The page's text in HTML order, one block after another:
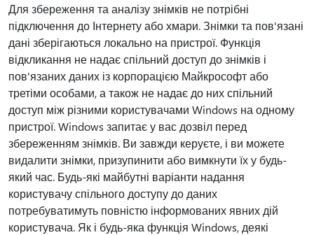
Для збереження та аналізу знімків не потрібні
підключення до Інтернету або хмари. Знімки та пов'язані
дані зберігаються локально на пристрої. Функція
відкликання не надає спільний доступ до знімків і
пов'язаних даних із корпорацією Майкрософт або
третіми особами, а також не надає до них спільний
доступ між різними користувачами Windows на одному
пристрої. Windows запитає у вас дозвіл перед
збереженням знімків. Ви завжди керуєте, і ви можете
видалити знімки, призупинити або вимкнути їх у будь-
який час. Будь-які майбутні варіанти надання
користувачу спільного доступу до даних
потребуватимуть повністю інформованих явних дій
користувача. Як і будь-яка функція Windows, деякі